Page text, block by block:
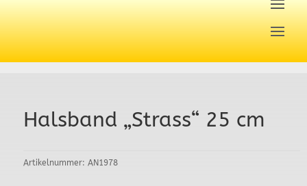
Halsband „Strass“ 25 cm
Artikelnummer: AN1978